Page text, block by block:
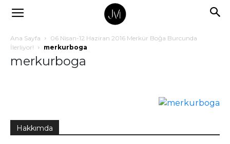
Ana Sayfa
06 Nisan-12 Haziran 2016 Merkür Boğa Burcunda
İlerliyor!
merkurboga
merkurboga
Hakkımda